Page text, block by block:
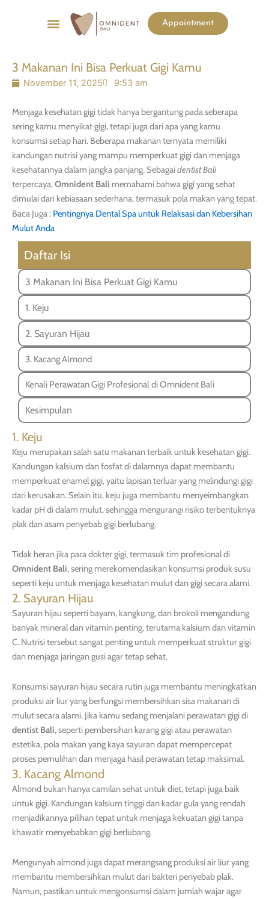
Menu Appointment
3 Makanan Ini Bisa Perkuat Gigi Kamu
November 11, 2025 9:53 am
Menjaga kesehatan gigi tidak hanya bergantung pada seberapa
sering kamu menyikat gigi, tetapi juga dari apa yang kamu
konsumsi setiap hari. Beberapa makanan ternyata memiliki
kandungan nutrisi yang mampu memperkuat gigi dan menjaga
kesehatannya dalam jangka panjang. Sebagaidentist Bali
terpercaya,Omnident Bali memahami bahwa gigi yang sehat
dimulai dari kebiasaan sederhana, termasuk pola makan yang tepat.
Baca Juga : Pentingnya Dental Spa untuk Relaksasi dan Kebersihan
Mulut Anda
Daftar Isi
3 Makanan Ini Bisa Perkuat Gigi Kamu
1. Keju
2. Sayuran Hijau
3. Kacang Almond
Kenali Perawatan Gigi Profesional di Omnident Bali
Kesimpulan
1. Keju
Keju merupakan salah satu makanan terbaik untuk kesehatan gigi.
Kandungan kalsium dan fosfat di dalamnya dapat membantu
memperkuat enamel gigi, yaitu lapisan terluar yang melindungi gigi
dari kerusakan. Selain itu, keju juga membantu menyeimbangkan
kadar pH di dalam mulut, sehingga mengurangi risiko terbentuknya
plak dan asam penyebab gigi berlubang.
Tidak heran jika para dokter gigi, termasuk tim profesional di
Omnident Bali, sering merekomendasikan konsumsi produk susu
seperti keju untuk menjaga kesehatan mulut dan gigi secara alami.
2. Sayuran Hijau
Sayuran hijau seperti bayam, kangkung, dan brokoli mengandung
banyak mineral dan vitamin penting, terutama kalsium dan vitamin
C. Nutrisi tersebut sangat penting untuk memperkuat struktur gigi
dan menjaga jaringan gusi agar tetap sehat.
Konsumsi sayuran hijau secara rutin juga membantu meningkatkan
produksi air liur yang berfungsi membersihkan sisa makanan di
mulut secara alami. Jika kamu sedang menjalani perawatan gigi di
dentist Bali, seperti pembersihan karang gigi atau perawatan
estetika, pola makan yang kaya sayuran dapat mempercepat
proses pemulihan dan menjaga hasil perawatan tetap maksimal.
3. Kacang Almond
Almond bukan hanya camilan sehat untuk diet, tetapi juga baik
untuk gigi. Kandungan kalsium tinggi dan kadar gula yang rendah
menjadikannya pilihan tepat untuk menjaga kekuatan gigi tanpa
khawatir menyebabkan gigi berlubang.
Mengunyah almond juga dapat merangsang produksi air liur yang
membantu membersihkan mulut dari bakteri penyebab plak.
Namun, pastikan untuk mengonsumsi dalam jumlah wajar agar